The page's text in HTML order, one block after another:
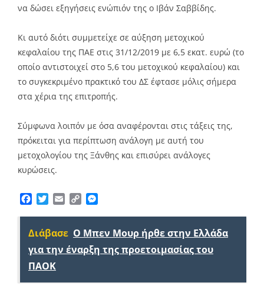
να δώσει εξηγήσεις ενώπιόν της ο Ιβάν Σαββίδης.
Κι αυτό διότι συμμετείχε σε αύξηση μετοχικού
κεφαλαίου της ΠΑΕ στις 31/12/2019 με 6,5 εκατ. ευρώ (το
οποίο αντιστοιχεί στο 5,6 του μετοχικού κεφαλαίου) και
το συγκεκριμένο πρακτικό του ΔΣ έφτασε μόλις σήμερα
στα χέρια της επιτροπής.
Σύμφωνα λοιπόν με όσα αναφέρονται στις τάξεις της,
πρόκειται για περίπτωση ανάλογη με αυτή του
μετοχολογίου της Ξάνθης και επισύρει ανάλογες
κυρώσεις.
Facebook
TwitterEmailCopy
Διάβασε O Mπεν Μουρ ήρθε στην Ελλάδα
για την έναρξη της προετοιμασίας του
ΠΑΟΚ